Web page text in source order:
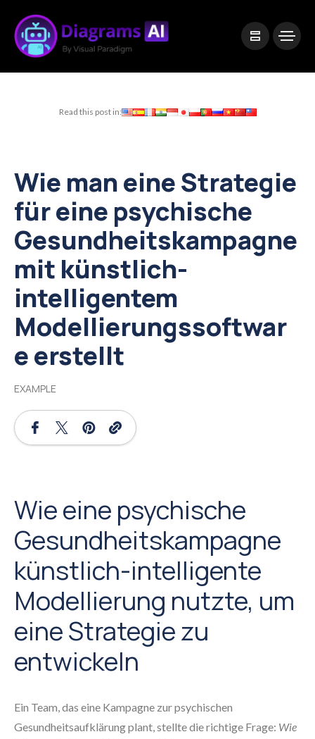
Read this post in:
Wie man eine Strategie
für eine psychische
Gesundheitskampagne
mit künstlich-
intelligentem
Modellierungssoftwar
e erstellt
EXAMPLE
Wie eine psychische
Gesundheitskampagne
künstlich-intelligente
Modellierung nutzte, um
eine Strategie zu
entwickeln
Ein Team, das eine Kampagne zur psychischen
Gesundheitsaufklärung plant, stellte die richtige Frage: Wie